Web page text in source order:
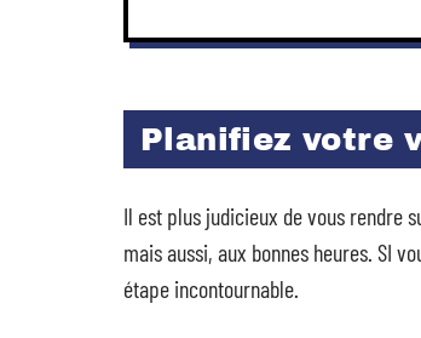
Planifiez votre
Il est plus judicieux de vous rendre
mais aussi, aux bonnes heures. SI
étape incontournable.